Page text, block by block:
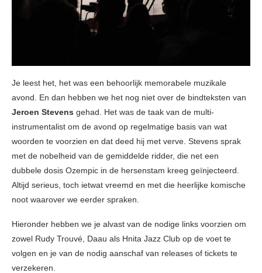
Je leest het, het was een behoorlijk memorabele muzikale
avond. En dan hebben we het nog niet over de bindteksten van
Jeroen Stevens gehad. Het was de taak van de multi-
instrumentalist om de avond op regelmatige basis van wat
woorden te voorzien en dat deed hij met verve. Stevens sprak
met de nobelheid van de gemiddelde ridder, die net een
dubbele dosis Ozempic in de hersenstam kreeg geïnjecteerd.
Altijd serieus, toch ietwat vreemd en met die heerlijke komische
noot waarover we eerder spraken.
Hieronder hebben we je alvast van de nodige links voorzien om
zowel Rudy Trouvé, Daau als Hnita Jazz Club op de voet te
volgen en je van de nodig aanschaf van releases of tickets te
verzekeren.